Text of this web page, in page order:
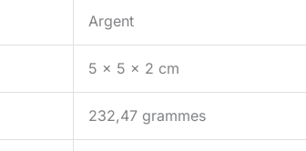
Argent
5 x 5 x 2 cm
232,47 grammes